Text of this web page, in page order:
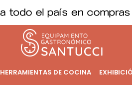
HERRAMIENTAS DE COCINA